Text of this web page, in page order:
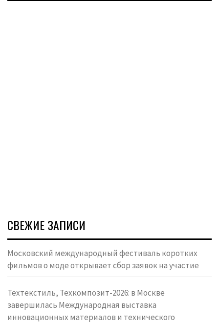
СВЕЖИЕ ЗАПИСИ
Московский международный фестиваль коротких
фильмов о моде открывает сбор заявок на участие
Техтекстиль, Техкомпозит-2026: в Москве
завершилась Международная выставка
инновационных материалов и технического